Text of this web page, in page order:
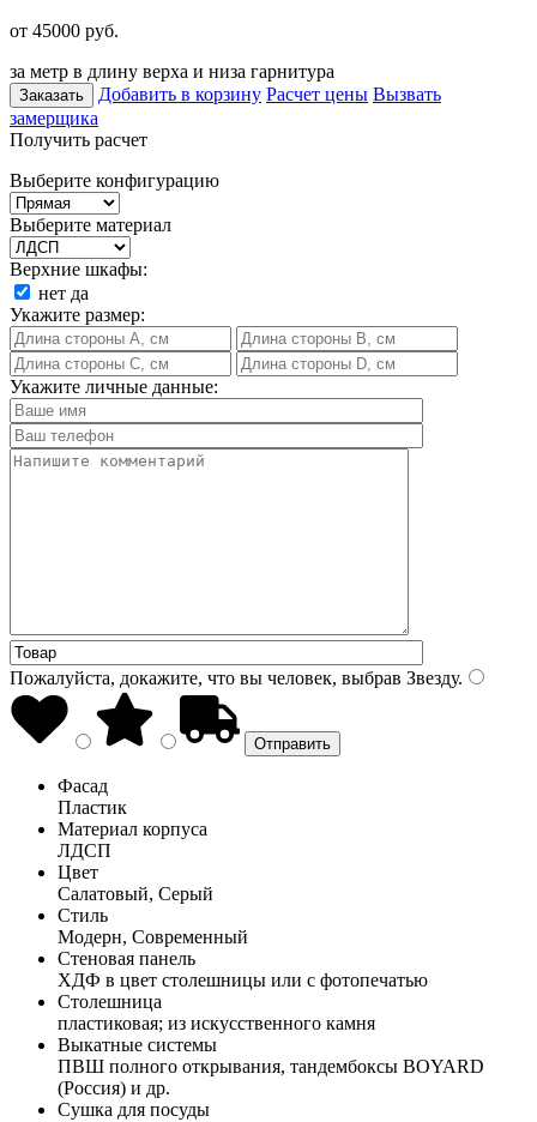
от 45000 руб.
за метр в длину верха и низа гарнитура
Заказать Добавить в корзину Расчет цены Вызвать
замерщика
Получить расчет
Выберите конфигурацию
Выберите материал
Верхние шкафы:
нет да
Укажите размер:
Укажите личные данные:
Пожалуйста, докажите, что вы человек, выбрав Звезду.
Фасад
Пластик
Материал корпуса
ЛДСП
Цвет
Салатовый, Серый
Стиль
Модерн, Современный
Стеновая панель
ХДФ в цвет столешницы или с фотопечатью
Столешница
пластиковая; из искусственного камня
Выкатные системы
ПВШ полного открывания, тандембоксы BOYARD
(Россия) и др.
Сушка для посуды